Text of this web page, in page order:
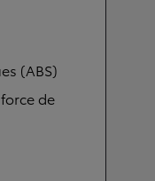
(ABS)
de